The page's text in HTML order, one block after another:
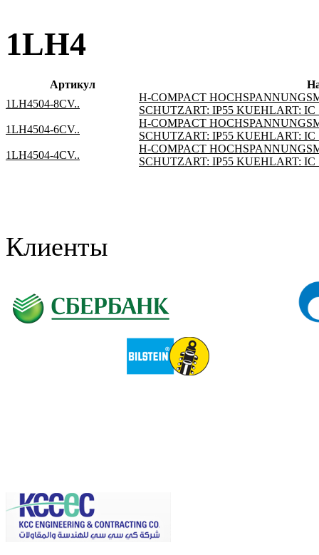
1LH4
Артикул
1LH4504-8CV..
H-COMPACT
SCHUTZART: IP55 KUEHLART: IC
1LH4504-6CV..
H-COMPACT
SCHUTZART: IP55 KUEHLART: IC
1LH4504-4CV..
H-COMPACT
SCHUTZART: IP55 KUEHLART: IC
Клиенты